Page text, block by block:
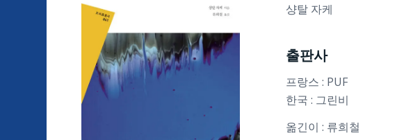
샹탈 자케
출판사
프랑스 : PUF
한국 : 그린비
옮긴이 : 류희철